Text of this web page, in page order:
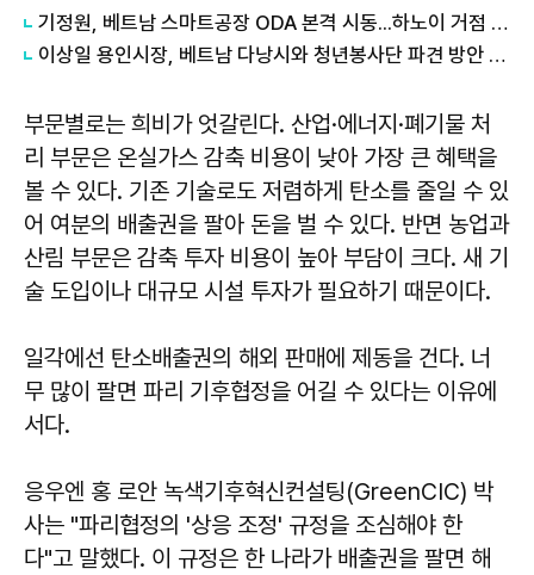
기정원, 베트남 스마트공장 ODA 본격 시동...하노이 거점 개소
이상일 용인시장, 베트남 다낭시와 청년봉사단 파견 방안 논의
부문별로는 희비가 엇갈린다. 산업·에너지·폐기물 처
리 부문은 온실가스 감축 비용이 낮아 가장 큰 혜택을
볼 수 있다. 기존 기술로도 저렴하게 탄소를 줄일 수 있
어 여분의 배출권을 팔아 돈을 벌 수 있다. 반면 농업과
산림 부문은 감축 투자 비용이 높아 부담이 크다. 새 기
술 도입이나 대규모 시설 투자가 필요하기 때문이다.
일각에선 탄소배출권의 해외 판매에 제동을 건다. 너
무 많이 팔면 파리 기후협정을 어길 수 있다는 이유에
서다.
응우엔 홍 로안 녹색기후혁신컨설팅(GreenCIC) 박
사는 "파리협정의 '상응 조정' 규정을 조심해야 한
다"고 말했다. 이 규정은 한 나라가 배출권을 팔면 해